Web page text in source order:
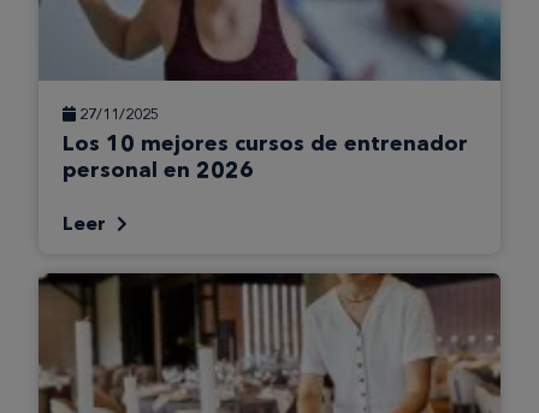
27/11/2025
Los 10 mejores cursos de entrenador
personal en 2026
Leer